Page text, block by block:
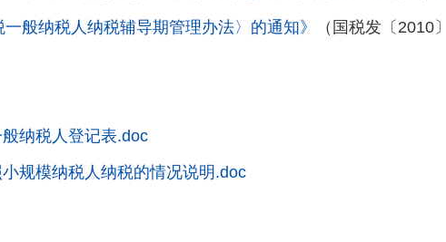
般纳税人纳税辅导期管理办法〉的通知》
（国税发〔2010
纳税人登记表.doc
规模纳税人纳税的情况说明.doc